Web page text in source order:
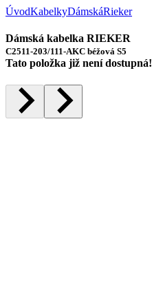
ÚvodKabelkyDámskáRieker
Dámská kabelka RIEKER
C2511-203/111-AKC béžová S5
Tato položka již není dostupná!